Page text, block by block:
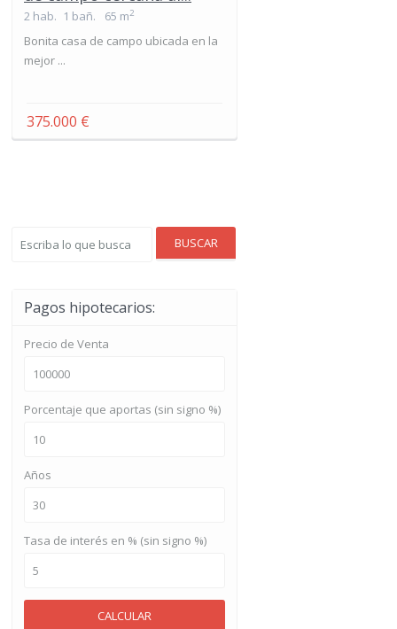
2 hab. 1 bañ. 65 m2
Bonita casa de campo ubicada en la
mejor ...
375.000 €
BUSCAR
Pagos hipotecarios:
Precio de Venta
Porcentaje que aportas (sin signo %)
Años
Tasa de interés en % (sin signo %)
CALCULAR